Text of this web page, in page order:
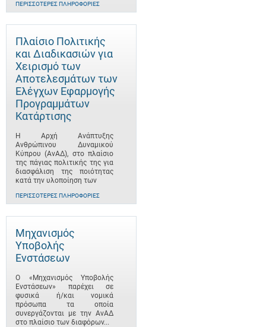
ΠΕΡΙΣΣΌΤΕΡΕΣ ΠΛΗΡΟΦΟΡΊΕΣ
Πλαίσιο Πολιτικής
και Διαδικασιών για
Χειρισμό των
Αποτελεσμάτων των
Ελέγχων Εφαρμογής
Προγραμμάτων
Κατάρτισης
Η Αρχή Ανάπτυξης
Ανθρώπινου Δυναμικού
Κύπρου (ΑνΑΔ), στο πλαίσιο
της πάγιας πολιτικής της για
διασφάλιση της ποιότητας
κατά την υλοποίηση των
ΠΕΡΙΣΣΌΤΕΡΕΣ ΠΛΗΡΟΦΟΡΊΕΣ
Μηχανισμός
Υποβολής
Ενστάσεων
Ο «Μηχανισμός Υποβολής
Ενστάσεων» παρέχει σε
φυσικά ή/και νομικά
πρόσωπα τα οποία
συνεργάζονται με την ΑνΑΔ
στο πλαίσιο των διαφόρων...